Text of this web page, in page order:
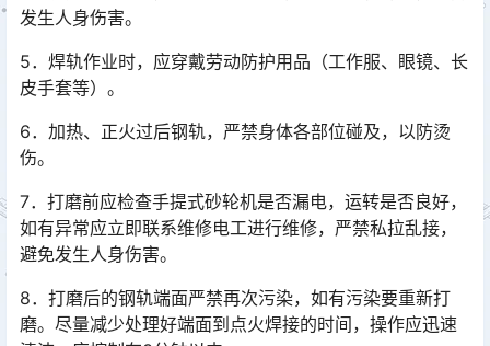
发生人身伤害。
5．焊轨作业时，应穿戴劳动防护用品（工作服、眼镜、长
皮手套等）。
6．加热、正火过后钢轨，严禁身体各部位碰及，以防烫
伤。
7．打磨前应检查手提式砂轮机是否漏电，运转是否良好，
如有异常应立即联系维修电工进行维修，严禁私拉乱接，
避免发生人身伤害。
8．打磨后的钢轨端面严禁再次污染，如有污染要重新打
磨。尽量减少处理好端面到点火焊接的时间，操作应迅速